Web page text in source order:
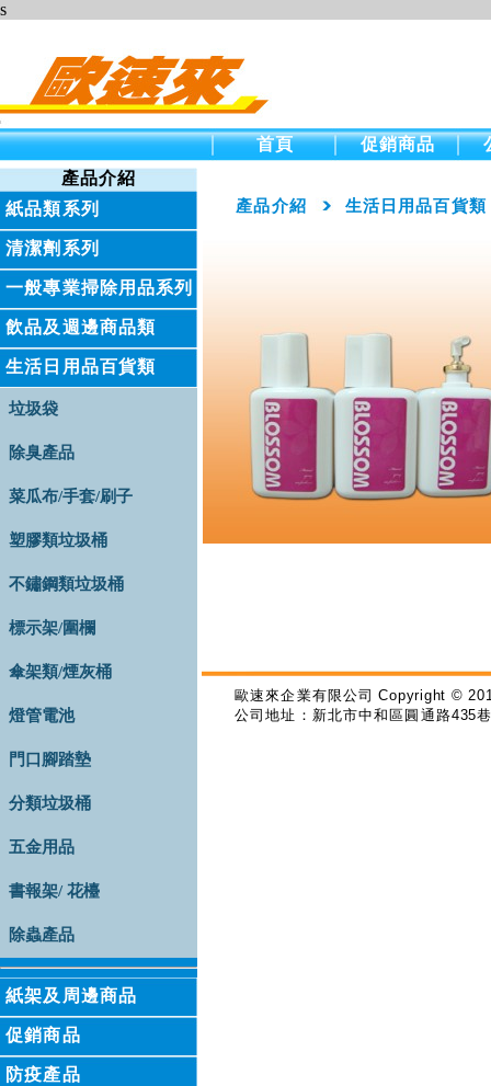
s
首頁 促銷商品
產品介紹
紙品類系列
清潔劑系列
一般專業掃除用品系列
飲品及週邊商品類
生活日用品百貨類
垃圾袋
除臭產品
菜瓜布/手套/刷子
塑膠類垃圾桶
不鏽鋼類垃圾桶
標示架/圍欄
傘架類/煙灰桶
燈管電池
門口腳踏墊
分類垃圾桶
五金用品
書報架/ 花檯
除蟲產品
紙架及周邊商品
促銷商品
防疫產品
產品介紹 生活日用品百貨類
歐速來企業有限公司Copyright ©
公司地址：新北市中和區圓通路435